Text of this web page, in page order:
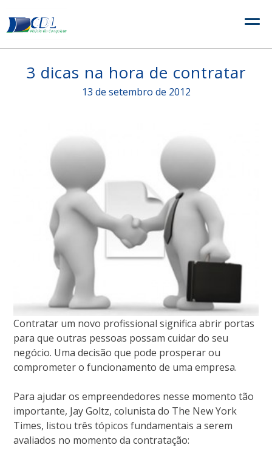
to
content
3 dicas na hora de contratar
13 de setembro de 2012
Contratar um novo profissional significa abrir portas
para que outras pessoas possam cuidar do seu
negócio. Uma decisão que pode prosperar ou
comprometer o funcionamento de uma empresa.
Para ajudar os empreendedores nesse momento tão
importante, Jay Goltz, colunista do The New York
Times, listou três tópicos fundamentais a serem
avaliados no momento da contratação: